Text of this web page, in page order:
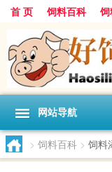
首 页 饲料百科
网站导航
> 饲料百科 > 饲料